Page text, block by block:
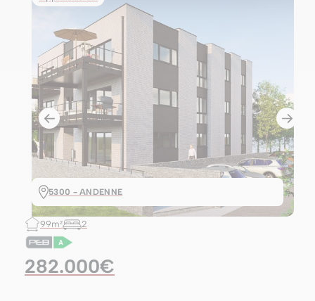
5300 - ANDENNE
99m² 2
282.000€